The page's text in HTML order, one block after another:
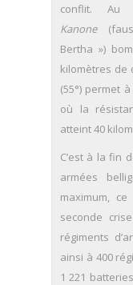
conflit. Au
Kanone
Bertha »)
kilomètres de
(55°) permet
où la
atteint 40
C’est à la fin
armées
maximum,
seconde
régiments
ainsi à 400
1 221